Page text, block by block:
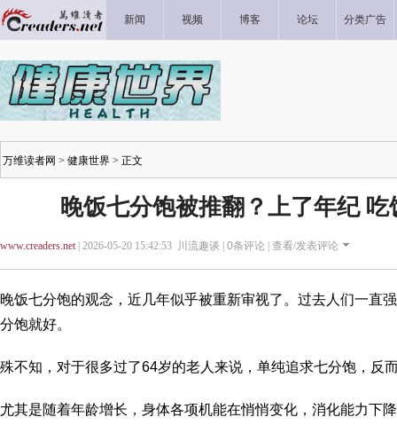
新闻 视频 博客 论坛 分类广告
万维读者网 > 健康世界 > 正文
晚饭七分饱被推翻？上了年纪 吃
www.creaders.net| 2026-05-20 15:42:53 川流趣谈 | 0条评论 | 查看/发表评论
晚饭七分饱的观念，近几年似乎被重新审视了。过去人们一直
分饱就好。
殊不知，对于很多过了64岁的老人来说，单纯追求七分饱，反
尤其是随着年龄增长，身体各项机能在悄悄变化，消化能力下